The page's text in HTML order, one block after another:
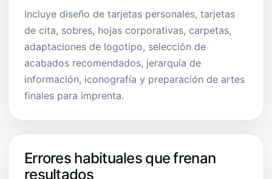
Incluye diseño de tarjetas personales, tarjetas
de cita, sobres, hojas corporativas, carpetas,
adaptaciones de logotipo, selección de
acabados recomendados, jerarquía de
información, iconografía y preparación de artes
finales para imprenta.
Errores habituales que frenan
resultados